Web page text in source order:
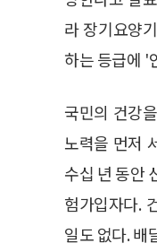
라 장기요양
하는 등급에 '
국민의 건강
노력을 먼저
수십 년 동안
험가입자다.
일도 없다. 배